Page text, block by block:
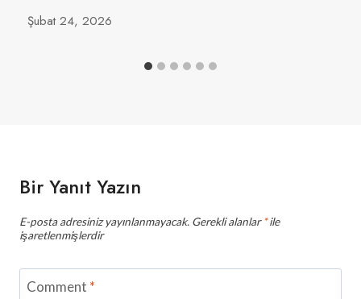
Şubat 24, 2026
Bir Yanıt Yazın
E-posta adresiniz yayınlanmayacak. Gerekli alanlar*ile
işaretlenmişlerdir
Comment *